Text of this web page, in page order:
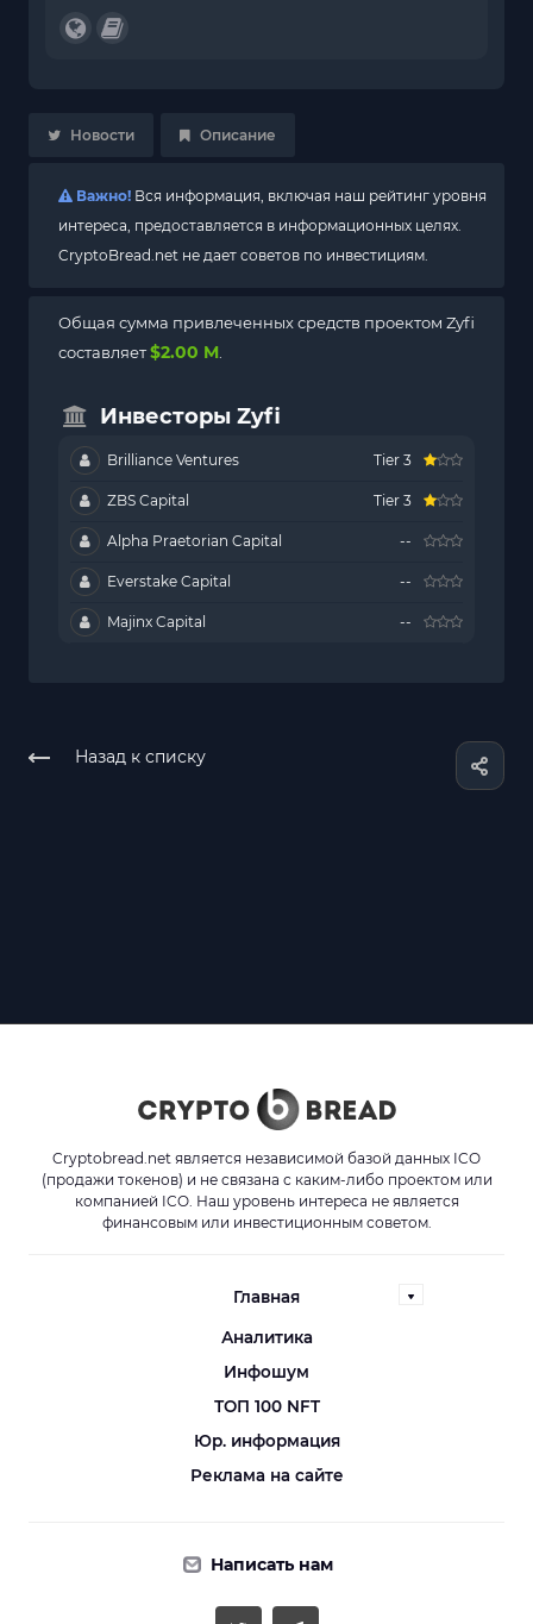
Новости Описание
Важно! Вся информация, включая наш рейтинг уровня
интереса, предоставляется в информационных целях.
CryptoBread.net не дает советов по инвестициям.
Общая сумма привлеченных средств проектом Zyfi
составляет$2.00 M.
Инвесторы Zyfi
Brilliance Ventures Tier 3
ZBS Capital Tier 3
Alpha Praetorian Capital --
Everstake Capital --
Majinx Capital --
Назад к списку
Cryptobread.net является независимой базой данных ICO
(продажи токенов) и не связана с каким-либо проектом или
компанией ICO. Наш уровень интереса не является
финансовым или инвестиционным советом.
Главная
Аналитика
Инфошум
ТОП 100 NFT
Юр. информация
Реклама на сайте
Написать нам